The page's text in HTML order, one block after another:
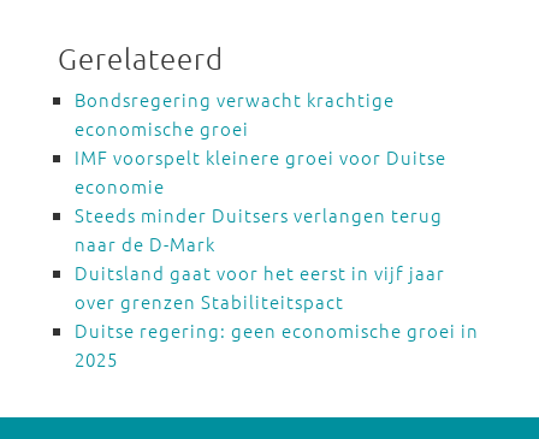
Gerelateerd
Bondsregering verwacht krachtige
economische groei
IMF voorspelt kleinere groei voor Duitse
economie
Steeds minder Duitsers verlangen terug
naar de D-Mark
Duitsland gaat voor het eerst in vijf jaar
over grenzen Stabiliteitspact
Duitse regering: geen economische groei in
2025